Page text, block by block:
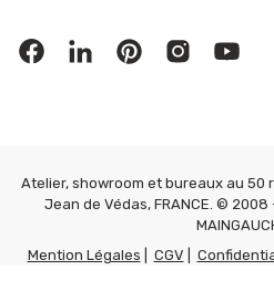
Atelier, showroom et bureaux au 50
Jean de Védas, FRANCE. ©
Mention Légales
CGV